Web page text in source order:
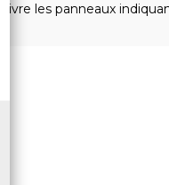
Suivre les panneaux